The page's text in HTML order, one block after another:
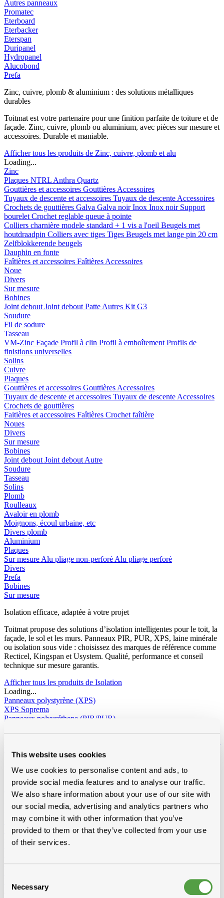
This website uses cookies
We use cookies to personalise content and ads, to
provide social media features and to analyse our traffic.
We also share information about your use of our site with
our social media, advertising and analytics partners who
may combine it with other information that you’ve
provided to them or that they’ve collected from your use
of their services.
Selection
Necessary
Autres panneaux
Promatec
Eterboard
Eterbacker
Eterspan
Duripanel
Hydropanel
Alucobond
Prefa
Zinc, cuivre, plomb & aluminium : des solutions métalliques
durables
Toitmat est votre partenaire pour une finition parfaite de toiture et de
façade. Zinc, cuivre, plomb ou aluminium, avec pièces sur mesure et
accessoires. Durable et maniable.
Afficher tous les produits de Zinc, cuivre, plomb et alu
Loading...
Zinc
Plaques NTRL Anthra Quartz
Gouttières et accessoires Gouttières Accessoires
Tuyaux de descente et accessoires Tuyaux de descente Accessoires
Crochets de gouttières Galva Galva noirInox Inox noir Support
bourelet Crochet reglable queue à pointe
Colliers charnière modele standard + 1 vis a l'oeil Beugels met
houtdraadpin Colliers avec tiges Tiges Beugels met lange pin 20 cm
Zelfblokkerende beugels
Dauphin en fonte
Faîtières et accessoires Faîtières Accessoires
Noue
Divers
Sur mesure
Bobines
Joint debout Joint debout Patte Autres Kit G3
Soudure
Fil de sodure
Tasseau
VM-Zinc Façade Profil à clin Profil à emboîtement Profils de
finistions universelles
Solins
Cuivre
Plaques
Gouttières et accessoires Gouttières Accessoires
Tuyaux de descente et accessoires Tuyaux de descente Accessoires
Crochets de gouttières
Faitières et accessoires Faîtières Crochet faîtière
Noues
Divers
Sur mesure
Bobines
Joint debout Joint debout Autre
Soudure
Tasseau
Solins
Plomb
Roulleaux
Avaloir en plomb
Moignons, écoul urbaine, etc
Divers plomb
Aluminium
Plaques
Sur mesure Alu pliage non-perforé Alu pliage perforé
Divers
Prefa
Bobines
Sur mesure
Isolation efficace, adaptée à votre projet
Toitmat propose des solutions d’isolation intelligentes pour le toit, la
façade, le sol et les murs. Panneaux PIR, PUR, XPS, laine minérale
ou isolation sous vide : choisissez des marques de référence comme
Recticel, Kingspan et Usystem. Qualité, performance et conseil
technique sur mesure garantis.
Afficher tous les produits de Isolation
Loading...
Panneaux polystyrène (XPS)
XPS Soprema
Panneaux polyuréthene (PIR/PUR)
PowerroofPowerdeck FPowerroof maxPowerwallEurothane
TopcoverRectiventEuroroofEuroroof Max
SDUtherm Wall LUtherm Roof LUtherm Sarking K
Elev isogard AK/AF RF-S30mm40mm50mm60mm70mm
80mm
90mm 100mm 110mm 120mm 140mm
150mm
160mm
Idelco
Laine minérale
Toit incliné Ursa Rockwool
Isover
Toiture plat Rockwool
Façades - sol de grenier - murs creux
Divers
Kingspan